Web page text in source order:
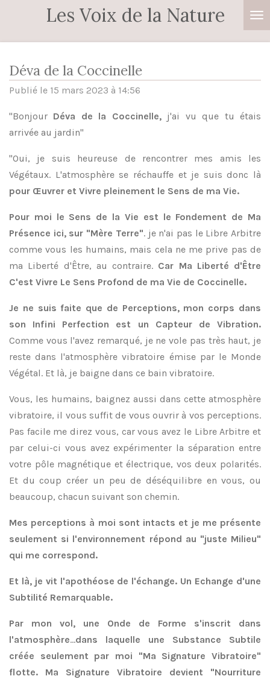
principal
Les Voix de la Nature
Déva de la Coccinelle
Publié le 15 mars 2023 à 14:56
"Bonjour Déva de la Coccinelle,j'ai vu que tu étais
arrivée au jardin"
"Oui, je suis heureuse de rencontrer mes amis les
Végétaux. L'atmosphère se réchauffe et je suis donc là
pour Œuvrer et Vivre pleinement le Sens de ma Vie.
Pour moi le Sens de la Vie est le Fondement de Ma
Présence ici, sur "Mère Terre". je n'ai pas le Libre Arbitre
comme vous les humains, mais cela ne me prive pas de
ma Liberté d'Être, au contraire. Car Ma Liberté d'Être
C'est Vivre Le Sens Profond de ma Vie de Coccinelle.
Je ne suis faite que de Perceptions, mon corps dans
son Infini Perfection est un Capteur de Vibration.
Comme vous l'avez remarqué, je ne vole pas très haut, je
reste dans l'atmosphère vibratoire émise par le Monde
Végétal. Et là, je baigne dans ce bain vibratoire.
Vous, les humains, baignez aussi dans cette atmosphère
vibratoire, il vous suffit de vous ouvrir à vos perceptions.
Pas facile me direz vous, car vous avez le Libre Arbitre et
par celui-ci vous avez expérimenter la séparation entre
votre pôle magnétique et électrique, vos deux polarités.
Et du coup créer un peu de déséquilibre en vous, ou
beaucoup, chacun suivant son chemin.
Mes perceptions à moi sont intacts et je me présente
seulement si l'environnement répond au "juste Milieu"
qui me correspond.
Et là, je vit l'apothéose de l'échange. Un Echange d'une
Subtilité Remarquable.
Par mon vol, une Onde de Forme s'inscrit dans
l'atmosphère...dans laquelle une Substance Subtile
créée seulement par moi "Ma Signature Vibratoire"
flotte. Ma Signature Vibratoire devient "Nourriture